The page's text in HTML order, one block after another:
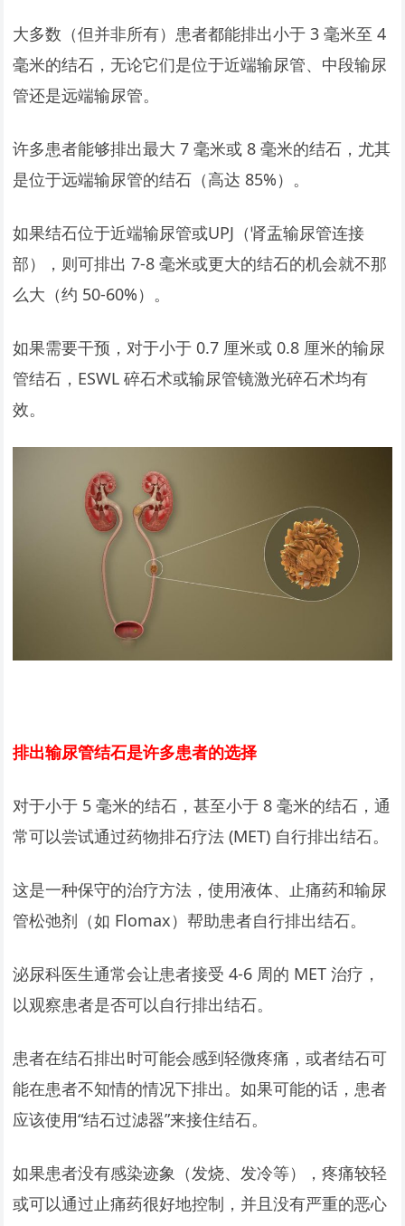
大多数（但并非所有）患者都能排出小于 3 毫米至 4
毫米的结石，无论它们是位于近端输尿管、中段输尿
管还是远端输尿管。
许多患者能够排出最大 7 毫米或 8 毫米的结石，尤其
是位于远端输尿管的结石（高达 85%）。
如果结石位于近端输尿管或UPJ（肾盂输尿管连接
部），则可排出 7-8 毫米或更大的结石的机会就不那
么大（约 50-60%）。
如果需要干预，对于小于 0.7 厘米或 0.8 厘米的输尿
管结石，ESWL 碎石术或输尿管镜激光碎石术均有
效。
排出输尿管结石是许多患者的选择
对于小于 5 毫米的结石，甚至小于 8 毫米的结石，通
常可以尝试通过药物排石疗法 (MET) 自行排出结石。
这是一种保守的治疗方法，使用液体、止痛药和输尿
管松弛剂（如 Flomax）帮助患者自行排出结石。
泌尿科医生通常会让患者接受 4-6 周的 MET 治疗，
以观察患者是否可以自行排出结石。
患者在结石排出时可能会感到轻微疼痛，或者结石可
能在患者不知情的情况下排出。如果可能的话，患者
应该使用“结石过滤器”来接住结石。
如果患者没有感染迹象（发烧、发冷等），疼痛较轻
或可以通过止痛药很好地控制，并且没有严重的恶心